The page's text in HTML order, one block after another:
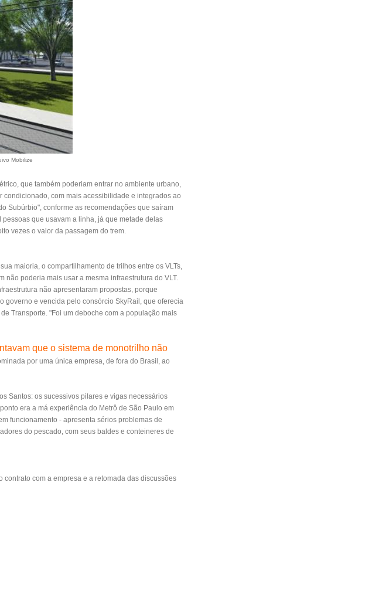
Mobilize
que também poderiam entrar no ambiente urbano,
com mais acessibilidade e integrados ao
Subúrbio", conforme as recomendações que saíram
que usavam a linha, já que metade delas
vezes o valor da passagem do trem.
maioria, o compartilhamento de trilhos entre os VLTs,
não poderia mais usar a mesma infraestrutura do VLT.
não apresentaram propostas, porque
governo e vencida pelo consórcio SkyRail, que oferecia
Transporte. "Foi um deboche com a população mais
que o sistema de monotrilho não
por uma única empresa, de fora do Brasil, ao
Santos: os sucessivos pilares e vigas necessários
era a má experiência do Metrô de São Paulo em
funcionamento - apresenta sérios problemas de
do pescado, com seus baldes e conteineres de
com a empresa e a retomada das discussões